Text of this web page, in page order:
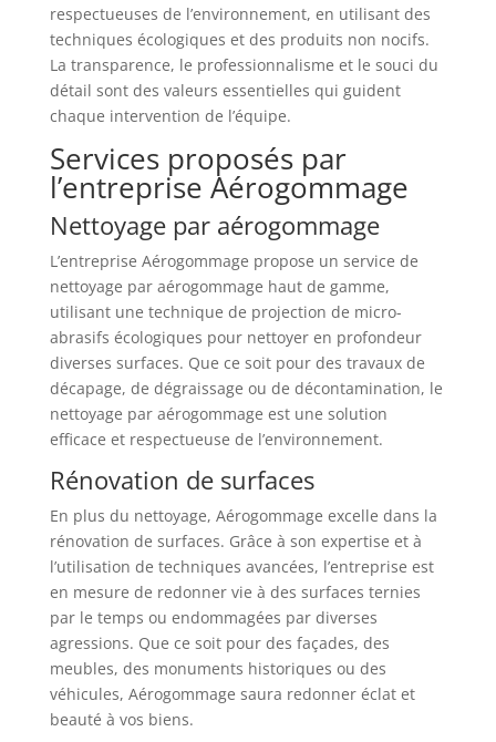
respectueuses de l’environnement, en utilisant des
techniques écologiques et des produits non nocifs.
La transparence, le professionnalisme et le souci du
détail sont des valeurs essentielles qui guident
chaque intervention de l’équipe.
Services proposés par
l’entreprise Aérogommage
Nettoyage par aérogommage
L’entreprise Aérogommage propose un service de
nettoyage par aérogommage haut de gamme,
utilisant une technique de projection de micro-
abrasifs écologiques pour nettoyer en profondeur
diverses surfaces. Que ce soit pour des travaux de
décapage, de dégraissage ou de décontamination, le
nettoyage par aérogommage est une solution
efficace et respectueuse de l’environnement.
Rénovation de surfaces
En plus du nettoyage, Aérogommage excelle dans la
rénovation de surfaces. Grâce à son expertise et à
l’utilisation de techniques avancées, l’entreprise est
en mesure de redonner vie à des surfaces ternies
par le temps ou endommagées par diverses
agressions. Que ce soit pour des façades, des
meubles, des monuments historiques ou des
véhicules, Aérogommage saura redonner éclat et
beauté à vos biens.